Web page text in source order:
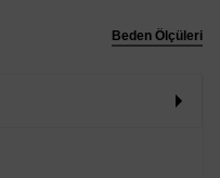
Beden Ölçüleri